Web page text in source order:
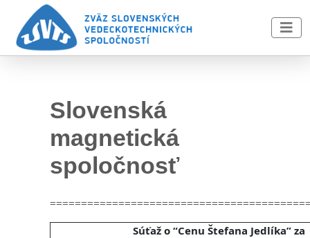
Skip to main content
Slovenská
magnetická
spoločnosť
Súťaž o “Cenu Štefana Jedlíka” za